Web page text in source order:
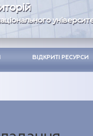
ВІДКРИТІ РЕСУРСИ